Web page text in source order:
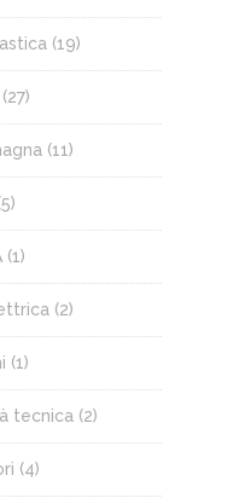
(19)
(11)
(1)
(2)
(1)
tecnica (2)
(4)